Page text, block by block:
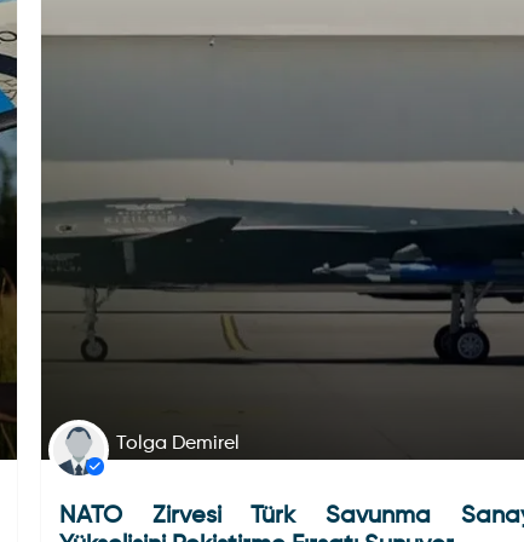
Tolga Demirel
NATO Zirvesi Türk Savunma